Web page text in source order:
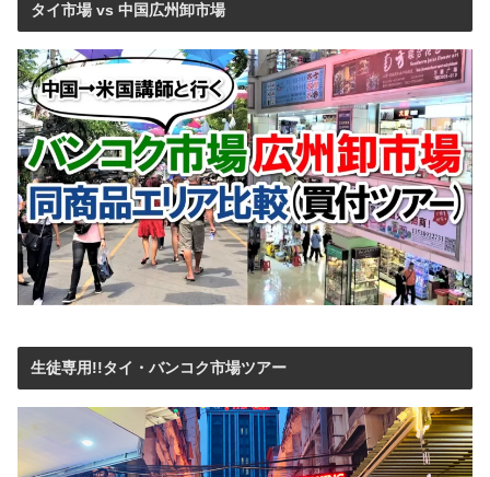
タイ市場 vs 中国広州卸市場
生徒専用!!タイ・バンコク市場ツアー